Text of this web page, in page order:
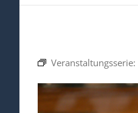
Veranstaltungsserie: